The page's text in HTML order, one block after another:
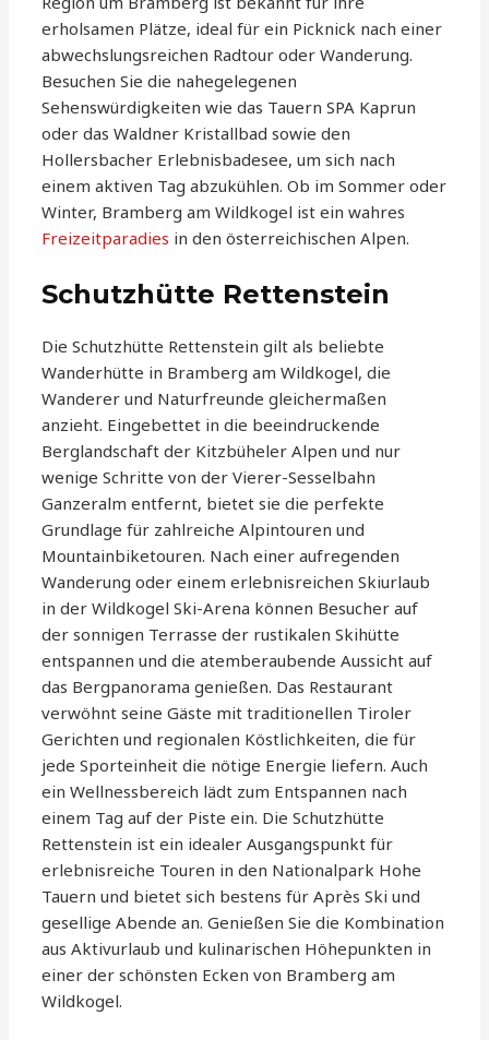
erholsamen Plätze, ideal für ein Picknick nach einer
abwechslungsreichen Radtour oder Wanderung.
Besuchen Sie die nahegelegenen
Sehenswürdigkeiten wie das Tauern SPA Kaprun
oder das Waldner Kristallbad sowie den
Hollersbacher Erlebnisbadesee, um sich nach
einem aktiven Tag abzukühlen. Ob im Sommer oder
Winter, Bramberg am Wildkogel ist ein wahres
Freizeitparadies in den österreichischen Alpen.
Schutzhütte Rettenstein
Die Schutzhütte Rettenstein gilt als beliebte
Wanderhütte in Bramberg am Wildkogel, die
Wanderer und Naturfreunde gleichermaßen
anzieht. Eingebettet in die beeindruckende
Berglandschaft der Kitzbüheler Alpen und nur
wenige Schritte von der Vierer-Sesselbahn
Ganzeralm entfernt, bietet sie die perfekte
Grundlage für zahlreiche Alpintouren und
Mountainbiketouren. Nach einer aufregenden
Wanderung oder einem erlebnisreichen Skiurlaub
in der Wildkogel Ski-Arena können Besucher auf
der sonnigen Terrasse der rustikalen Skihütte
entspannen und die atemberaubende Aussicht auf
das Bergpanorama genießen. Das Restaurant
verwöhnt seine Gäste mit traditionellen Tiroler
Gerichten und regionalen Köstlichkeiten, die für
jede Sporteinheit die nötige Energie liefern. Auch
ein Wellnessbereich lädt zum Entspannen nach
einem Tag auf der Piste ein. Die Schutzhütte
Rettenstein ist ein idealer Ausgangspunkt für
erlebnisreiche Touren in den Nationalpark Hohe
Tauern und bietet sich bestens für Après Ski und
gesellige Abende an. Genießen Sie die Kombination
aus Aktivurlaub und kulinarischen Höhepunkten in
einer der schönsten Ecken von Bramberg am
Wildkogel.